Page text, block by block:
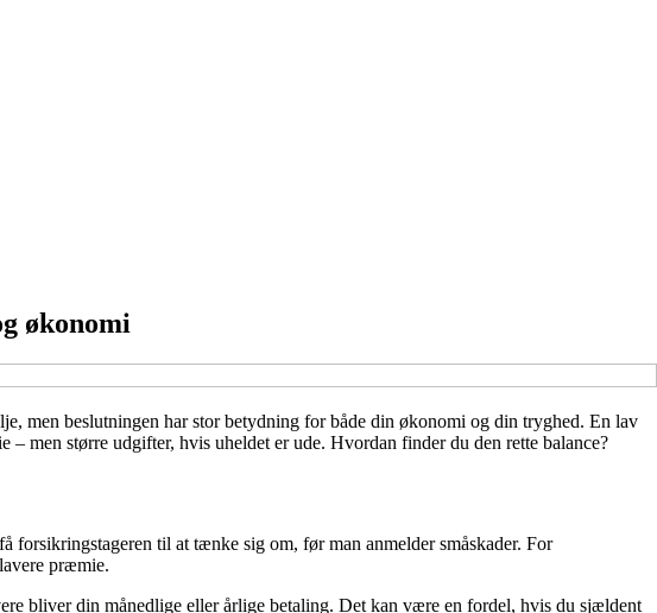
økonomi
men beslutningen har stor betydning for både din økonomi og din tryghed. En lav
men større udgifter, hvis uheldet er ude. Hvordan finder du den rette balance?
forsikringstageren til at tænke sig om, før man anmelder småskader. For
præmie.
bliver din månedlige eller årlige betaling. Det kan være en fordel, hvis du sjældent